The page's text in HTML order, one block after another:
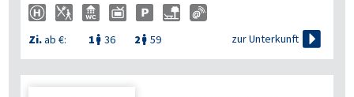
Zi.ab €: 1  36 2  59 zur Unterkunft 